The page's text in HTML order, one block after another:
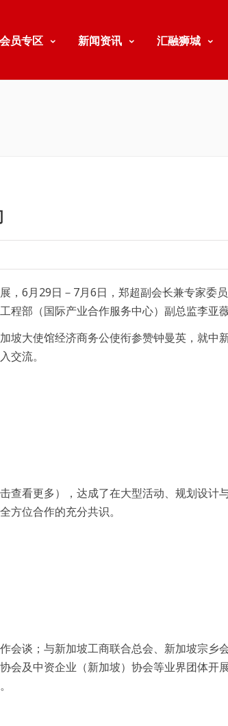
会员专区 新闻资讯 汇融狮城
，6月29日－7月6日，郑超副会长兼专家委
部（国际产业合作服务中心）副总监李亚薇
坡大使馆经济商务公使衔参赞钟曼英，就中
交流。
击查看更多），达成了在大型活动、规划设计
方位合作的充分共识。
谈；与新加坡工商联合总会、新加坡宗乡会
会及中资企业（新加坡）协会等业界团体开